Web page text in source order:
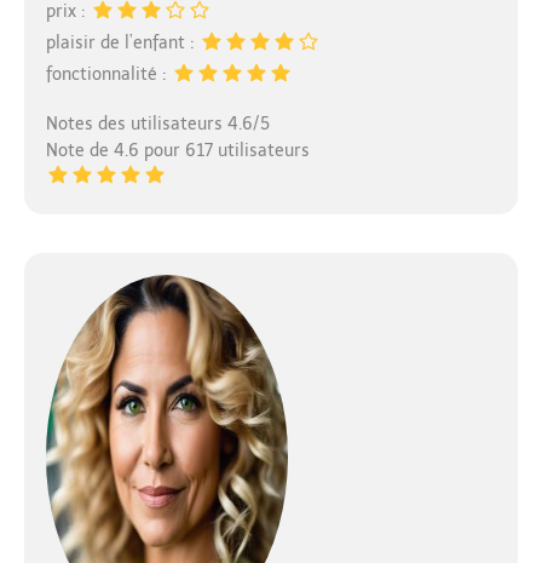
prix :
plaisir de l’enfant :
fonctionnalité :
Notes des utilisateurs 4.6/5
Note de 4.6 pour 617 utilisateurs